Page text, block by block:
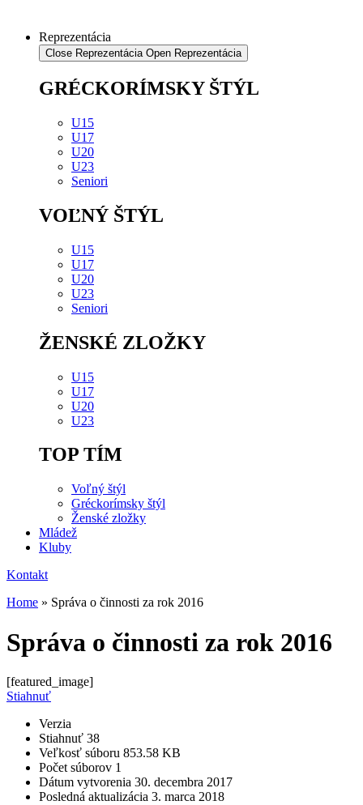
Reprezentácia
Close Reprezentácia Open Reprezentácia
GRÉCKORÍMSKY ŠTÝL
U15
U17
U20
U23
Seniori
VOĽNÝ ŠTÝL
U15
U17
U20
U23
Seniori
ŽENSKÉ ZLOŽKY
U15
U17
U20
U23
TOP TÍM
Voľný štýl
Gréckorímsky štýl
Ženské zložky
Mládež
Kluby
Kontakt
Home » Správa o činnosti za rok 2016
Správa o činnosti za rok 2016
[featured_image]
Stiahnuť
Verzia
Stiahnuť 38
Veľkosť súboru 853.58 KB
Počet súborov 1
Dátum vytvorenia 30. decembra 2017
Posledná aktualizácia 3. marca 2018